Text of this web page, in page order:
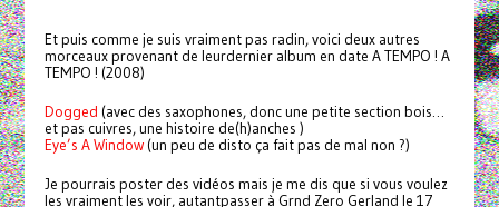
Et puis comme je suis vraiment pas radin, voici deux autres
morceaux provenant de leurdernier album en date A TEMPO ! A
TEMPO ! (2008)
Dogged (avec des saxophones, donc une petite section bois…
et pas cuivres, une histoire de(h)anches )
Eye’s A Window(un peu de disto ça fait pas de mal non ?)
Je pourrais poster des vidéos mais je me dis que si vous voulez
les vraiment les voir, autantpasser à Grnd Zero Gerland le 17